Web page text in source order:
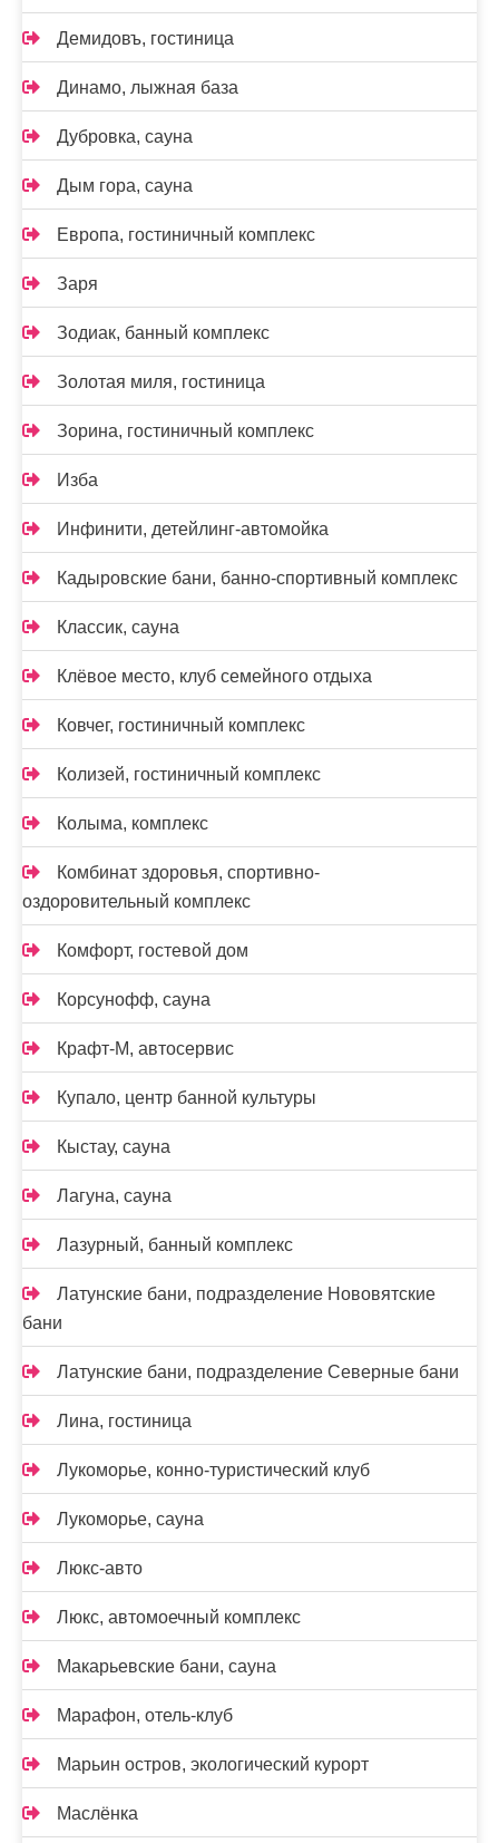
Демидовъ, гостиница
Динамо, лыжная база
Дубровка, сауна
Дым гора, сауна
Европа, гостиничный комплекс
Заря
Зодиак, банный комплекс
Золотая миля, гостиница
Зорина, гостиничный комплекс
Изба
Инфинити, детейлинг-автомойка
Кадыровские бани, банно-спортивный комплекс
Классик, сауна
Клёвое место, клуб семейного отдыха
Ковчег, гостиничный комплекс
Колизей, гостиничный комплекс
Колыма, комплекс
Комбинат здоровья, спортивно-
оздоровительный комплекс
Комфорт, гостевой дом
Корсунофф, сауна
Крафт-М, автосервис
Купало, центр банной культуры
Кыстау, сауна
Лагуна, сауна
Лазурный, банный комплекс
Латунские бани, подразделение Нововятские
бани
Латунские бани, подразделение Северные бани
Лина, гостиница
Лукоморье, конно-туристический клуб
Лукоморье, сауна
Люкс-авто
Люкс, автомоечный комплекс
Макарьевские бани, сауна
Марафон, отель-клуб
Марьин остров, экологический курорт
Маслёнка